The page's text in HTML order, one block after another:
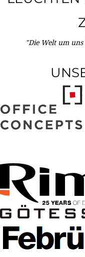
"Die Welt um